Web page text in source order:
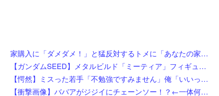
家購入に「ダメダメ！」と猛反対するトメに「あなたの家じゃありません」と言い放った結果→激怒したトメが自ら〇〇を口にして最高の展開へｗｗｗｗｗｗ
【ガンダムSEED】メタルビルド「ミーティア」フィギュア【プレバン受注開始】
【愕然】ミスった若手「不勉強ですみません」俺「いいってことよ、教えてあげんよ」若手「訴えます」←ちょっと待って、コレワイが悪いんか？？？？？？？
【衝撃画像】ババアがジジイにチェーンソー！？←一体何があったんやコレw w w w w w w w w